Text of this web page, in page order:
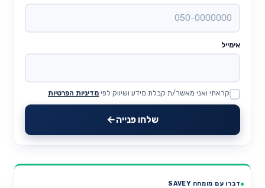
אימייל
Website
קראתי ואני מאשר/ת קבלת מידע ושיווק לפי מדיניות הפרטיות
שלחו פנייה
דברו עם מומחה SAVEY